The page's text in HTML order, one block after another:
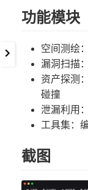
功能模块
空间测绘
漏洞扫描
资产探测
碰撞
泄漏利用
工具集：
截图